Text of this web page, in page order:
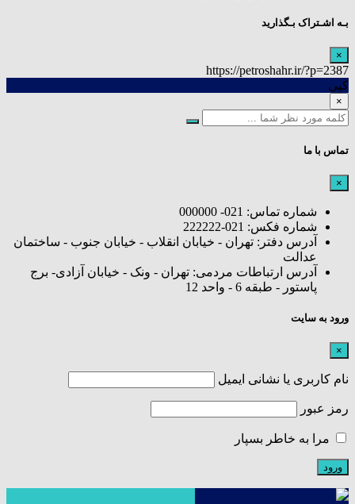
بـه اشـتراک بـگذارید
×
https://petroshahr.ir/?p=2387
کپی
×
تماس با ما
×
شماره تماس: 021- 000000
شماره فکس: 021-222222
آدرس دفتر: تهران - خیابان انقلاب - خیابان جنوب - ساختمان
عدالت
آدرس ارتباطات مردمی: تهران - ونک - خیابان آزادی- برج
پاستور - طبقه 6 - واحد 12
ورود به سایت
×
نام کاربری یا نشانی ایمیل
رمز عبور
مرا به خاطر بسپار